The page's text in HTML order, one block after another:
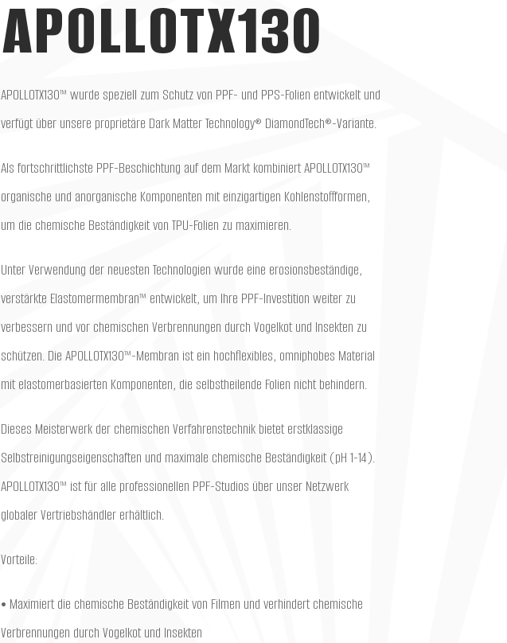
APOLLOTX130
APOLLOTX130™ wurde speziell zum Schutz von PPF- und PPS-Folien entwickelt und
verfügt über unsere proprietäre Dark Matter Technology® DiamondTech®-Variante.
Als fortschrittlichste PPF-Beschichtung auf dem Markt kombiniert APOLLOTX130™
organische und anorganische Komponenten mit einzigartigen Kohlenstoffformen,
um die chemische Beständigkeit von TPU-Folien zu maximieren.
Unter Verwendung der neuesten Technologien wurde eine erosionsbeständige,
verstärkte Elastomermembran™ entwickelt, um Ihre PPF-Investition weiter zu
verbessern und vor chemischen Verbrennungen durch Vogelkot und Insekten zu
schützen. Die APOLLOTX130™-Membran ist ein hochflexibles, omniphobes Material
mit elastomerbasierten Komponenten, die selbstheilende Folien nicht behindern.
Dieses Meisterwerk der chemischen Verfahrenstechnik bietet erstklassige
Selbstreinigungseigenschaften und maximale chemische Beständigkeit (pH 1-14).
APOLLOTX130™ ist für alle professionellen PPF-Studios über unser Netzwerk
globaler Vertriebshändler erhältlich.
Vorteile:
• Maximiert die chemische Beständigkeit von Filmen und verhindert chemische
Verbrennungen durch Vogelkot und Insekten